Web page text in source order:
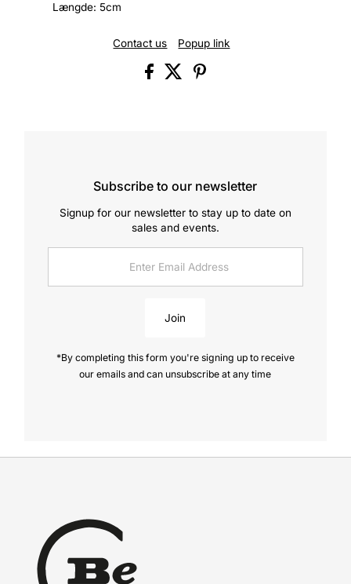
Længde: 5cm
Contact us Popup link
Subscribe to our newsletter
Signup for our newsletter to stay up to date on
sales and events.
Address
Join
*By completing this form you're signing up to receive
our emails and can unsubscribe at any time